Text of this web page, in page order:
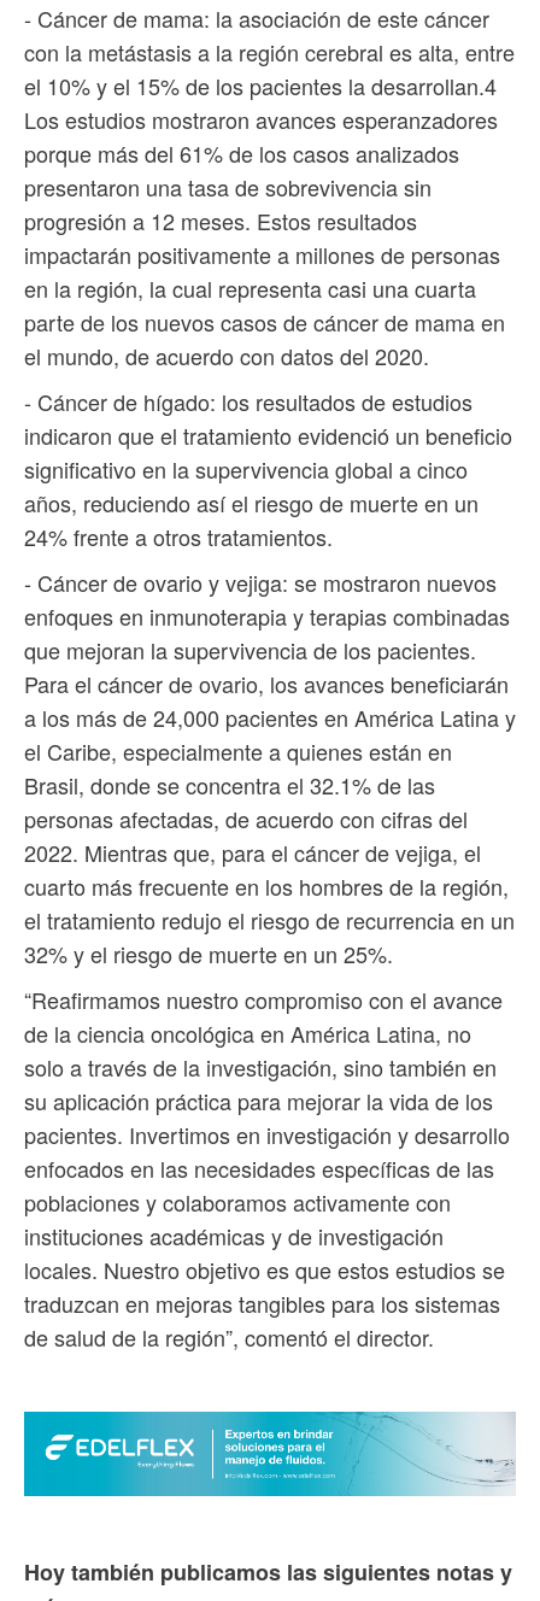
- Cáncer de mama: la asociación de este cáncer
con la metástasis a la región cerebral es alta, entre
el 10% y el 15% de los pacientes la desarrollan.4
Los estudios mostraron avances esperanzadores
porque más del 61% de los casos analizados
presentaron una tasa de sobrevivencia sin
progresión a 12 meses. Estos resultados
impactarán positivamente a millones de personas
en la región, la cual representa casi una cuarta
parte de los nuevos casos de cáncer de mama en
el mundo, de acuerdo con datos del 2020.
- Cáncer de hígado: los resultados de estudios
indicaron que el tratamiento evidenció un beneficio
significativo en la supervivencia global a cinco
años, reduciendo así el riesgo de muerte en un
24% frente a otros tratamientos.
- Cáncer de ovario y vejiga: se mostraron nuevos
enfoques en inmunoterapia y terapias combinadas
que mejoran la supervivencia de los pacientes.
Para el cáncer de ovario, los avances beneficiarán
a los más de 24,000 pacientes en América Latina y
el Caribe, especialmente a quienes están en
Brasil, donde se concentra el 32.1% de las
personas afectadas, de acuerdo con cifras del
2022. Mientras que, para el cáncer de vejiga, el
cuarto más frecuente en los hombres de la región,
el tratamiento redujo el riesgo de recurrencia en un
32% y el riesgo de muerte en un 25%.
“Reafirmamos nuestro compromiso con el avance
de la ciencia oncológica en América Latina, no
solo a través de la investigación, sino también en
su aplicación práctica para mejorar la vida de los
pacientes. Invertimos en investigación y desarrollo
enfocados en las necesidades específicas de las
poblaciones y colaboramos activamente con
instituciones académicas y de investigación
locales. Nuestro objetivo es que estos estudios se
traduzcan en mejoras tangibles para los sistemas
de salud de la región”, comentó el director.
Hoy también publicamos las siguientes notas y